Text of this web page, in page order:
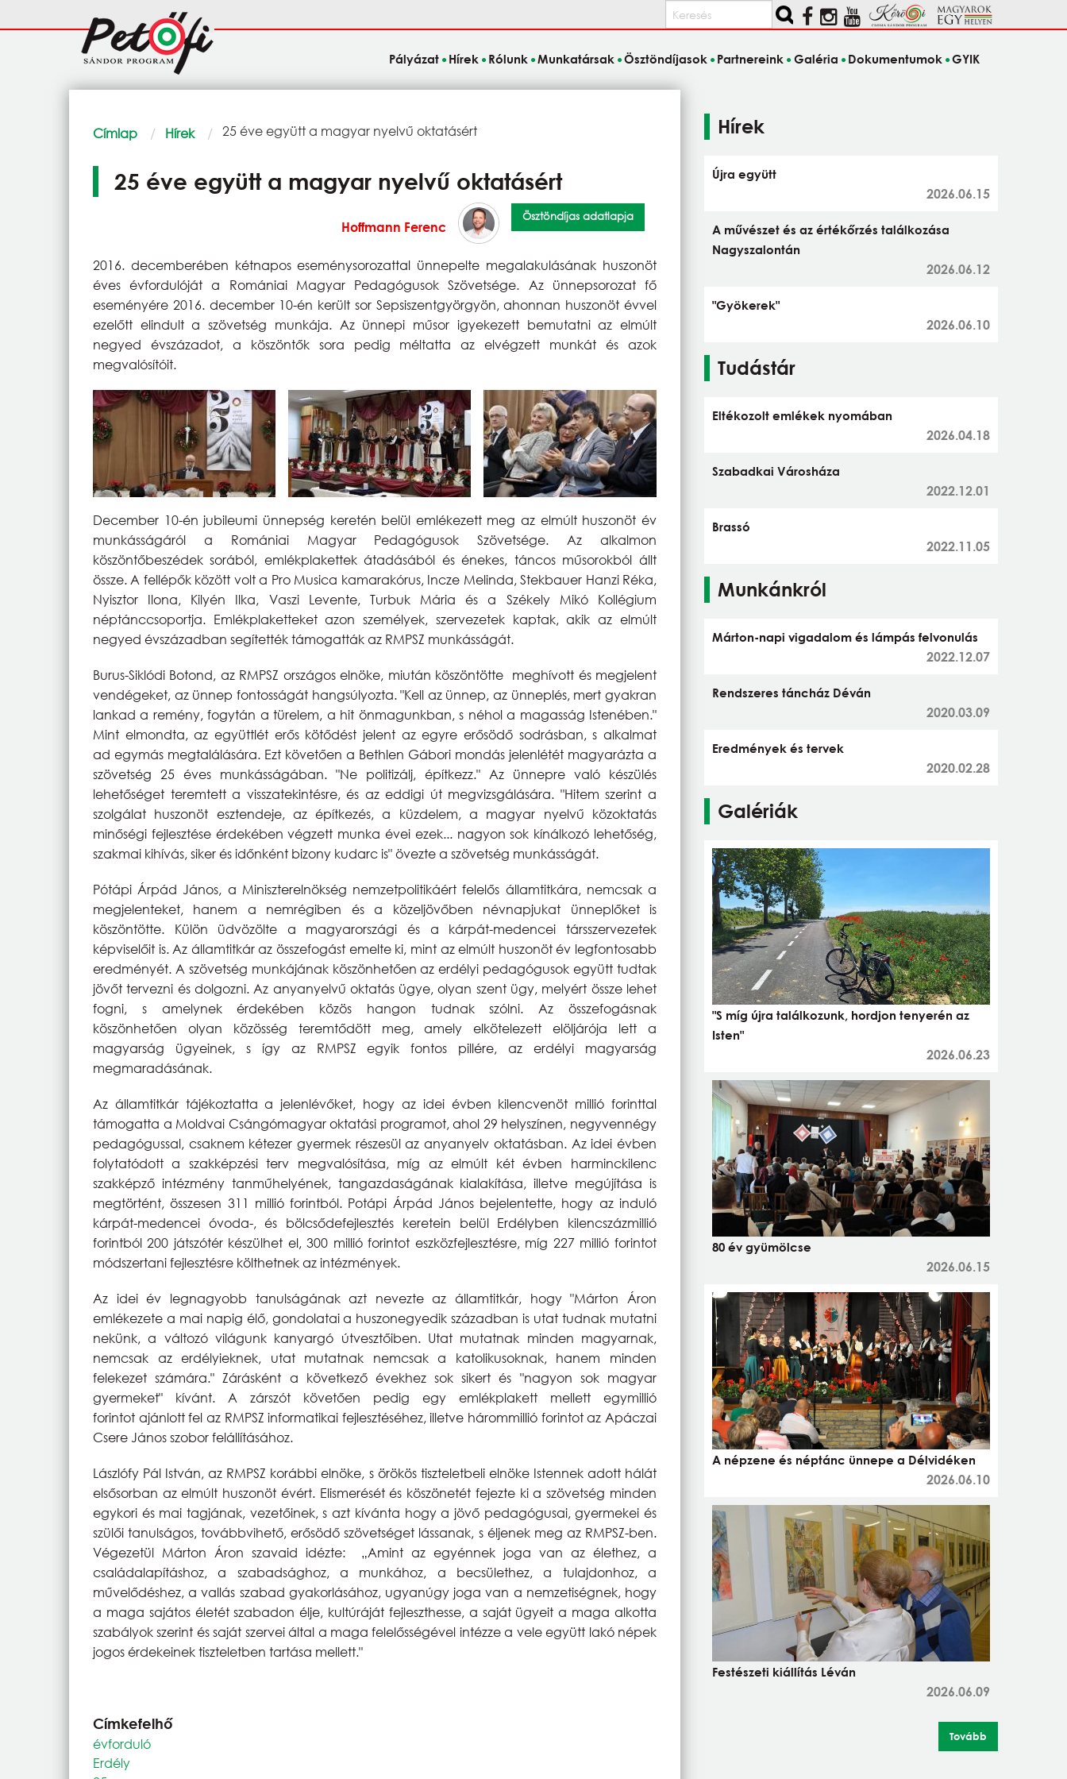
Keresés
Fő
navigáció
Pályázat Hírek Rólunk Munkatársak Ösztöndíjasok Partnereink Galéria Dokumentumok GYIK
Morzsa
Címlap Hírek Current:
25 éve együtt a magyar nyelvű oktatásért
25 éve együtt a magyar nyelvű oktatásért
Hoffmann Ferenc
Ösztöndíjas adatlapja
2016. decemberében kétnapos eseménysorozattal ünnepelte megalakulásának huszonöt
éves évfordulóját a Romániai Magyar Pedagógusok Szövetsége. Az ünnepsorozat fő
eseményére 2016. december 10-én került sor Sepsiszentgyörgyön, ahonnan huszonöt évvel
ezelőtt elindult a szövetség munkája. Az ünnepi műsor igyekezett bemutatni az elmúlt
negyed évszázadot, a köszöntők sora pedig méltatta az elvégzett munkát és azok
megvalósítóit.
December 10-én jubileumi ünnepség keretén belül emlékezett meg az elmúlt huszonöt év
munkásságáról a Romániai Magyar Pedagógusok Szövetsége. Az alkalmon
köszöntőbeszédek sorából, emlékplakettek átadásából és énekes, táncos műsorokból állt
össze. A fellépők között volt a Pro Musica kamarakórus, Incze Melinda, Stekbauer Hanzi Réka,
Nyisztor Ilona, Kilyén Ilka, Vaszi Levente, Turbuk Mária és a Székely Mikó Kollégium
néptánccsoportja. Emlékplaketteket azon személyek, szervezetek kaptak, akik az elmúlt
negyed évszázadban segítették támogatták az RMPSZ munkásságát.
Burus-Siklódi Botond, az RMPSZ országos elnöke, miután köszöntötte meghívott és megjelent
vendégeket, az ünnep fontosságát hangsúlyozta. "Kell az ünnep, az ünneplés, mert gyakran
lankad a remény, fogytán a türelem, a hit önmagunkban, s néhol a magasság Istenében."
Mint elmondta, az együttlét erős kötődést jelent az egyre erősödő sodrásban, s alkalmat
ad egymás megtalálására. Ezt követően a Bethlen Gábori mondás jelenlétét magyarázta a
szövetség 25 éves munkásságában. "Ne politizálj, építkezz." Az ünnepre való készülés
lehetőséget teremtett a visszatekintésre, és az eddigi út megvizsgálására. "Hitem szerint a
szolgálat huszonöt esztendeje, az építkezés, a küzdelem, a magyar nyelvű közoktatás
minőségi fejlesztése érdekében végzett munka évei ezek... nagyon sok kínálkozó lehetőség,
szakmai kihívás, siker és időnként bizony kudarc is" övezte a szövetség munkásságát.
Pótápi Árpád János, a Miniszterelnökség nemzetpolitikáért felelős államtitkára, nemcsak a
megjelenteket, hanem a nemrégiben és a közeljövőben névnapjukat ünneplőket is
köszöntötte. Külön üdvözölte a magyarországi és a kárpát-medencei társszervezetek
képviselőit is. Az államtitkár az összefogást emelte ki, mint az elmúlt huszonöt év legfontosabb
eredményét. A szövetség munkájának köszönhetően az erdélyi pedagógusok együtt tudtak
jövőt tervezni és dolgozni. Az anyanyelvű oktatás ügye, olyan szent ügy, melyért össze lehet
fogni, s amelynek érdekében közös hangon tudnak szólni. Az összefogásnak
köszönhetően olyan közösség teremtődött meg, amely elkötelezett elöljárója lett a
magyarság ügyeinek, s így az RMPSZ egyik fontos pillére, az erdélyi magyarság
megmaradásának.
Az államtitkár tájékoztatta a jelenlévőket, hogy az idei évben kilencvenöt millió forinttal
támogatta a Moldvai Csángómagyar oktatási programot, ahol 29 helyszínen, negyvennégy
pedagógussal, csaknem kétezer gyermek részesül az anyanyelv oktatásban. Az idei évben
folytatódott a szakképzési terv megvalósítása, míg az elmúlt két évben harminckilenc
szakképző intézmény tanműhelyének, tangazdaságának kialakítása, illetve megújítása is
megtörtént, összesen 311 millió forintból. Potápi Árpád János bejelentette, hogy az induló
kárpát-medencei óvoda-, és bölcsődefejlesztés keretein belül Erdélyben kilencszázmillió
forintból 200 játszótér készülhet el, 300 millió forintot eszközfejlesztésre, míg 227 millió forintot
módszertani fejlesztésre költhetnek az intézmények.
Az idei év legnagyobb tanulságának azt nevezte az államtitkár, hogy "Márton Áron
emlékezete a mai napig élő, gondolatai a huszonegyedik században is utat tudnak mutatni
nekünk, a változó világunk kanyargó útvesztőiben. Utat mutatnak minden magyarnak,
nemcsak az erdélyieknek, utat mutatnak nemcsak a katolikusoknak, hanem minden
felekezet számára." Zárásként a következő évekhez sok sikert és "nagyon sok magyar
gyermeket" kívánt. A zárszót követően pedig egy emlékplakett mellett egymillió
forintot ajánlott fel az RMPSZ informatikai fejlesztéséhez, illetve hárommillió forintot az Apáczai
Csere János szobor felállításához.
Lászlófy Pál István, az RMPSZ korábbi elnöke, s örökös tiszteletbeli elnöke Istennek adott hálát
elsősorban az elmúlt huszonöt évért. Elismerését és köszönetét fejezte ki a szövetség minden
egykori és mai tagjának, vezetőinek, s azt kívánta hogy a jövő pedagógusai, gyermekei és
szülői tanulságos, továbbvihető, erősödő szövetséget lássanak, s éljenek meg az RMPSZ-ben.
Végezetül Márton Áron szavaid idézte: „Amint az egyénnek joga van az élethez, a
családalapításhoz, a szabadsághoz, a munkához, a becsülethez, a tulajdonhoz, a
művelődéshez, a vallás szabad gyakorlásához, ugyanúgy joga van a nemzetiségnek, hogy
a maga sajátos életét szabadon élje, kultúráját fejleszthesse, a saját ügyeit a maga alkotta
szabályok szerint és saját szervei által a maga felelősségével intézze a vele együtt lakó népek
jogos érdekeinek tiszteletben tartása mellett."
Címkefelhő
évforduló
Erdély
Hírek
Újra együtt
2026.06.15
A művészet és az értékőrzés találkozása
Nagyszalontán
2026.06.12
"Gyökerek"
2026.06.10
Tudástár
Eltékozolt emlékek nyomában
2026.04.18
Szabadkai Városháza
2022.12.01
Brassó
2022.11.05
Munkánkról
Márton-napi vigadalom és lámpás felvonulás
2022.12.07
Rendszeres táncház Déván
2020.03.09
Eredmények és tervek
2020.02.28
Galériák
"S míg újra találkozunk, hordjon tenyerén az
Isten"
2026.06.23
80 év gyümölcse
2026.06.15
A népzene és néptánc ünnepe a Délvidéken
2026.06.10
Festészeti kiállítás Léván
2026.06.09
Tovább